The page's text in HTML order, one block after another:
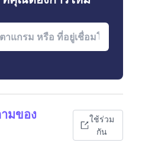
มของ
ใช้ร่วม
กัน